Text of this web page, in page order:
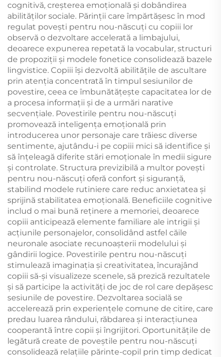
cognitivă, creșterea emoțională și dobândirea
abilităților sociale. Părinții care împărtășesc în mod
regulat povești pentru nou-născuți cu copiii lor
observă o dezvoltare accelerată a limbajului,
deoarece expunerea repetată la vocabular, structuri
de propoziții și modele fonetice consolidează bazele
lingvistice. Copiii își dezvoltă abilitățile de ascultare
prin atenția concentrată în timpul sesiunilor de
povestire, ceea ce îmbunătățește capacitatea lor de
a procesa informații și de a urmări narative
secvențiale. Povestirile pentru nou-născuți
promovează inteligența emoțională prin
introducerea unor personaje care trăiesc diverse
sentimente, ajutându-i pe copiii mici să identifice și
să înțeleagă diferite stări emoționale în medii sigure
și controlate. Structura previzibilă a multor povești
pentru nou-născuți oferă confort și siguranță,
stabilind modele rutiniere care reduc anxietatea și
sprijină stabilitatea emoțională. Beneficiile cognitive
includ o mai bună reținere a memoriei, deoarece
copiii anticipează elemente familiare ale intrigii și
acțiunile personajelor, consolidând astfel căile
neuronale asociate recunoașterii modelului și
gândirii logice. Povestirile pentru nou-născuți
stimulează imaginația și creativitatea, încurajând
copiii să-și visualizeze scenele, să prezică rezultatele
și să participe la activități de joc de rol care depășesc
sesiunile de povestire. Dezvoltarea socială se
accelerează prin experiențele comune de citire, care
predau luarea rândului, răbdarea și interacțiunea
cooperantă între copii și îngrijitori. Oportunitățile de
legătură create de poveștile pentru nou-născuți
consolidează relațiile părinte-copil prin timp dedicat